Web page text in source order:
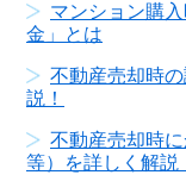
マンション購
金」とは
不動産売却時
説！
不動産売却時
等）を詳しく解説